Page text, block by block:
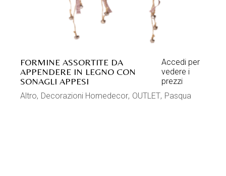
FORMINE ASSORTITE DA
APPENDERE IN LEGNO CON
SONAGLI APPESI
Accedi per
vedere i
prezzi
Altro Decorazioni Homedecor OUTLET Pasqua